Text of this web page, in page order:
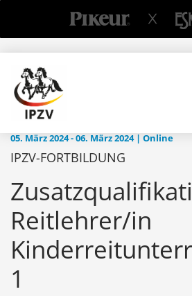
05. März 2024 - 06. März 2024 | Online
IPZV-FORTBILDUNG
Reitlehrer/in
1